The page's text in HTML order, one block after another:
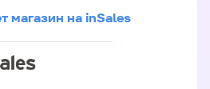
магазин на inSales